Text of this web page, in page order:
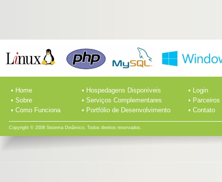
• Home
• Sobre
• Como Funciona
• Hospedagens Disponíveis
• Serviços Complementares
• Portfólio de Desenvolvimento
• Login
• Parceiros
• Contato
Copyright © 2008 Sistema Dinâmico. Todos direitos reservados.